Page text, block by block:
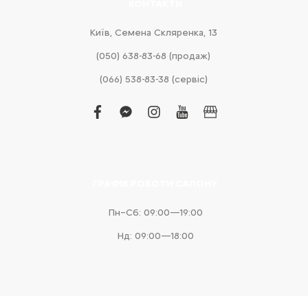
Київ, Cемена Скляренка, 13
(050) 638-83-68 (продаж)
(066) 538-83-38 (сервіс)
facebook
facebook-
instagram
youtubebusiness
Пн–Сб: 09:00—19:00
Нд: 09:00—18:00